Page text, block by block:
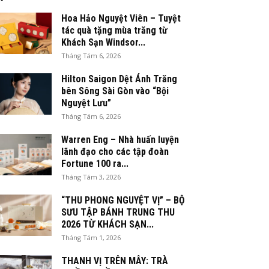
Hoa Hảo Nguyệt Viên – Tuyệt
tác quà tặng mùa trăng từ
Khách Sạn Windsor...
Tháng Tám 6, 2026
Hilton Saigon Dệt Ánh Trăng
bên Sông Sài Gòn vào “Bội
Nguyệt Lưu”
Tháng Tám 6, 2026
Warren Eng – Nhà huấn luyện
lãnh đạo cho các tập đoàn
Fortune 100 ra...
Tháng Tám 3, 2026
“THU PHONG NGUYỆT VỊ” – BỘ
SƯU TẬP BÁNH TRUNG THU
2026 TỪ KHÁCH SẠN...
Tháng Tám 1, 2026
THANH VỊ TRÊN MÂY: TRÀ